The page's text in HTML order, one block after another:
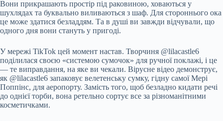
Вони прикрашають простір під раковиною, ховаються у
шухлядах та буквально виливаються з шаф. Для стороннього ока
це може здатися безладдям. Та в душі ви завжди відчували, що
одного дня вони стануть у пригоді.
У мережі TikTok цей момент настав. Творчиня @lilacastle6
поділилася своєю «системою сумочок» для ручної поклажі, і це
— те виправдання, на яке ви чекали. Вірусне відео демонструє,
як @lilacastle6 запаковує велетенську сумку, гідну самої Мері
Поппінс, для аеропорту. Замість того, щоб безладно кидати речі
до однієї торби, вона ретельно сортує все за різноманітними
косметичками.